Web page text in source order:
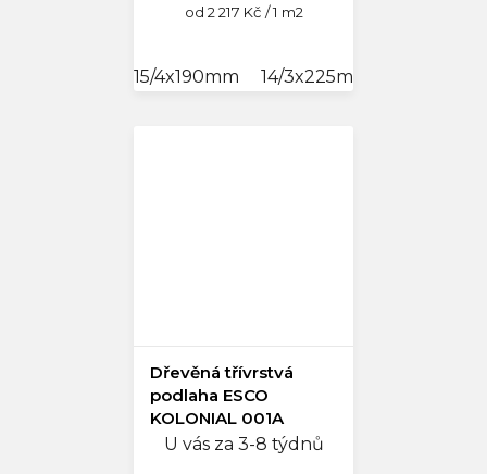
Měrná
od 2 217 Kč / 1 m2
15/4x190mm 14/3x225mm
Dřevěná třívrstvá
podlaha ESCO
KOLONIAL 001A
Lehce kouřová
U vás za 3-8 týdnů